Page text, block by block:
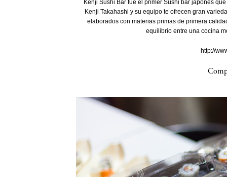
Kenji Sushi Bar fue el primer Sushi bar japonés
Kenji Takahashi y su equipo te ofrecen gran
elaborados con materias primas de primera
equilibrio entre una cocina
http://